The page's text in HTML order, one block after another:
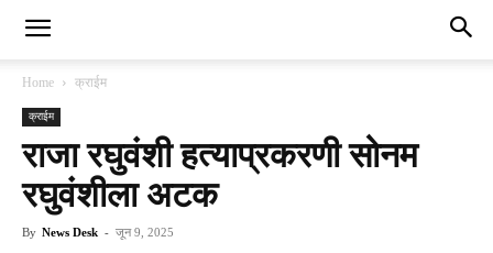
Home क्राईम
क्राईम
राजा रघुवंशी हत्याप्रकरणी सोनम
रघुवंशीला अटक
By News Desk - जून 9, 2025